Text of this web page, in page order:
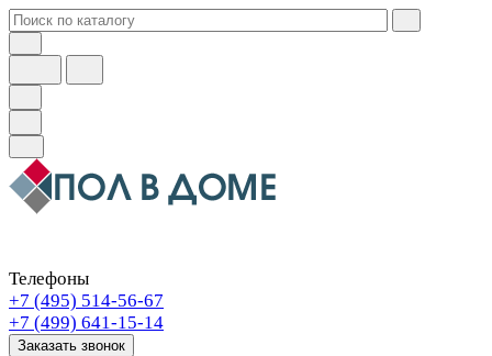
Телефоны
+7 (495) 514-56-67
+7 (499) 641-15-14
Заказать звонок